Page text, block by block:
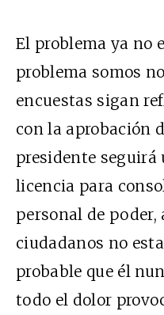
El problema ya no
problema somos
encuestas sigan
con la aprobación
presidente seguirá
licencia para
personal de poder,
ciudadanos no
probable que él
todo el dolor